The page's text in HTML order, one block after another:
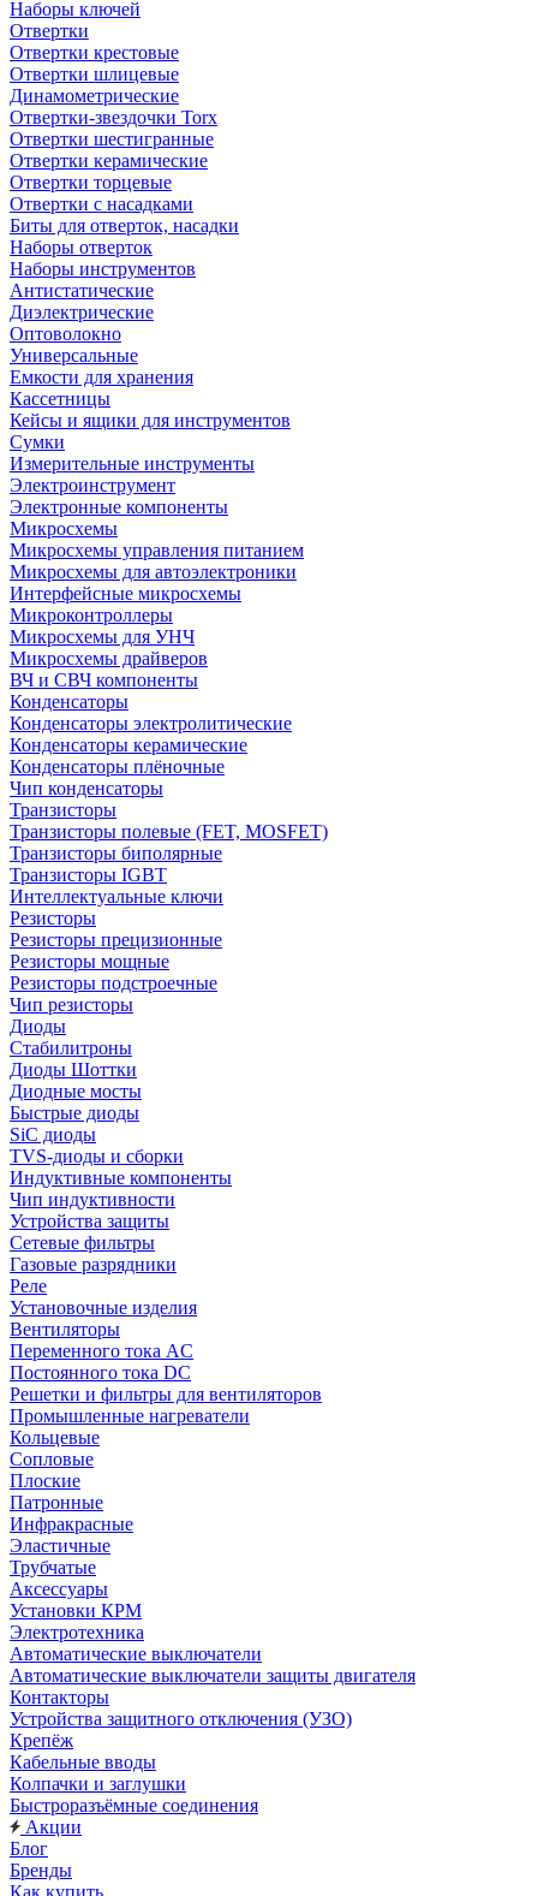
Наборы ключей
Отвертки
Отвертки крестовые
Отвертки шлицевые
Динамометрические
Отвертки-звездочки Torx
Отвертки шестигранные
Отвертки керамические
Отвертки торцевые
Отвертки с насадками
Биты для отверток, насадки
Наборы отверток
Наборы инструментов
Антистатические
Диэлектрические
Оптоволокно
Универсальные
Емкости для хранения
Кассетницы
Кейсы и ящики для инструментов
Сумки
Измерительные инструменты
Электроинструмент
Электронные компоненты
Микросхемы
Микросхемы управления питанием
Микросхемы для автоэлектроники
Интерфейсные микросхемы
Микроконтроллеры
Микросхемы для УНЧ
Микросхемы драйверов
ВЧ и СВЧ компоненты
Конденсаторы
Конденсаторы электролитические
Конденсаторы керамические
Конденсаторы плёночные
Чип конденсаторы
Транзисторы
Транзисторы полевые (FET, MOSFET)
Транзисторы биполярные
Транзисторы IGBT
Интеллектуальные ключи
Резисторы
Резисторы прецизионные
Резисторы мощные
Резисторы подстроечные
Чип резисторы
Диоды
Стабилитроны
Диоды Шоттки
Диодные мосты
Быстрые диоды
SiC диоды
TVS-диоды и сборки
Индуктивные компоненты
Чип индуктивности
Устройства защиты
Сетевые фильтры
Газовые разрядники
Реле
Установочные изделия
Вентиляторы
Переменного тока AC
Постоянного тока DC
Решетки и фильтры для вентиляторов
Промышленные нагреватели
Кольцевые
Сопловые
Плоские
Патронные
Инфракрасные
Эластичные
Трубчатые
Аксессуары
Установки КРМ
Электротехника
Автоматические выключатели
Автоматические выключатели защиты двигателя
Контакторы
Устройства защитного отключения (УЗО)
Крепёж
Кабельные вводы
Колпачки и заглушки
Быстроразъёмные соединения
Акции
Блог
Бренды
Как купить